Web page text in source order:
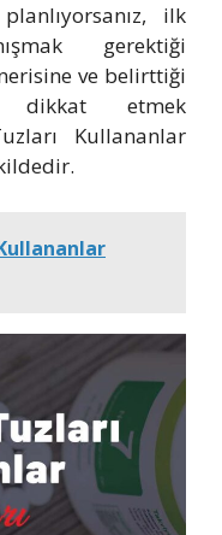
ilk
gerektiği
ve belirttiği
dikkat etmek
Kullananlar